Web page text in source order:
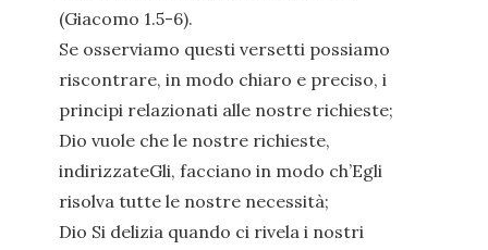
(Giacomo 1.5-6).
Se osserviamo questi versetti possiamo
riscontrare, in modo chiaro e preciso, i
principi relazionati alle nostre richieste;
Dio vuole che le nostre richieste,
indirizzateGli, facciano in modo ch’Egli
risolva tutte le nostre necessità;
Dio Si delizia quando ci rivela i nostri